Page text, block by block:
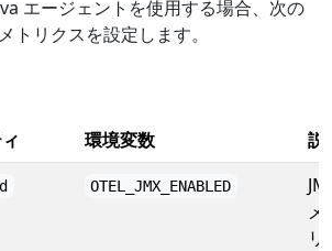
エージェントを使用する場合、次の
トリクスを設定します。
環境変数 説
OTEL_JMX_ENABLED
メ
リ